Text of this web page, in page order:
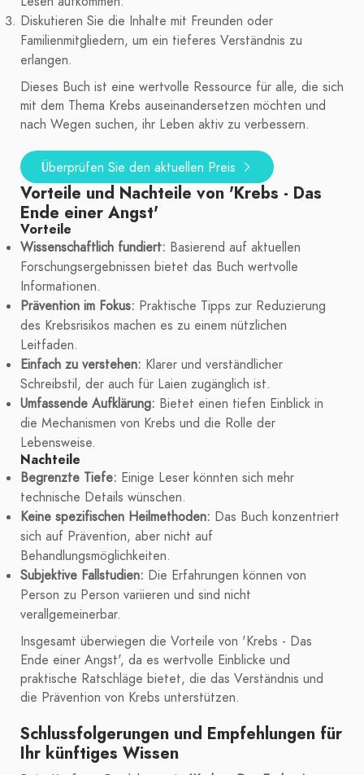
Diskutieren Sie die Inhalte mit Freunden oder
Familienmitgliedern, um ein tieferes Verständnis zu
erlangen.
Dieses Buch ist eine wertvolle Ressource für alle, die sich
mit dem Thema Krebs auseinandersetzen möchten und
nach Wegen suchen, ihr Leben aktiv zu verbessern.
Überprüfen Sie den aktuellen Preis
Vorteile und Nachteile von 'Krebs - Das
Ende einer Angst'
Vorteile
Wissenschaftlich fundiert: Basierend auf aktuellen
Forschungsergebnissen bietet das Buch wertvolle
Informationen.
Prävention im Fokus: Praktische Tipps zur Reduzierung
des Krebsrisikos machen es zu einem nützlichen
Leitfaden.
Einfach zu verstehen: Klarer und verständlicher
Schreibstil, der auch für Laien zugänglich ist.
Umfassende Aufklärung: Bietet einen tiefen Einblick in
die Mechanismen von Krebs und die Rolle der
Lebensweise.
Nachteile
Begrenzte Tiefe: Einige Leser könnten sich mehr
technische Details wünschen.
Keine spezifischen Heilmethoden: Das Buch konzentriert
sich auf Prävention, aber nicht auf
Behandlungsmöglichkeiten.
Subjektive Fallstudien: Die Erfahrungen können von
Person zu Person variieren und sind nicht
verallgemeinerbar.
Insgesamt überwiegen die Vorteile von 'Krebs - Das
Ende einer Angst', da es wertvolle Einblicke und
praktische Ratschläge bietet, die das Verständnis und
die Prävention von Krebs unterstützen.
Schlussfolgerungen und Empfehlungen für
Ihr künftiges Wissen